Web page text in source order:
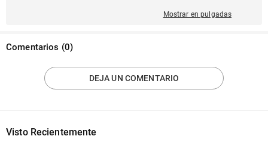
Mostrar en pulgadas
Comentarios (0)
DEJA UN COMENTARIO
Visto Recientemente